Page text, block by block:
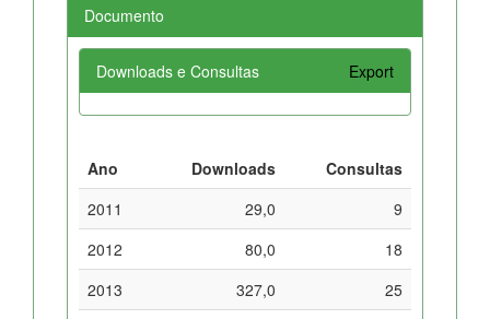
Documento
Downloads e Consultas Export
Ano Downloads
Consultas
2011
29,0
9
2012
80,0
18
2013
327,0
25